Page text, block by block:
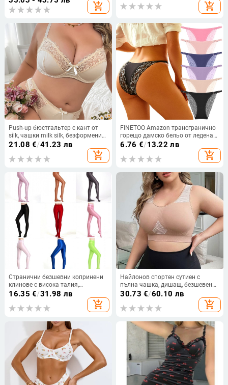
add_shopping_cart add_shopping_cart
Push-up бюстгальтер с кант от
silk, чашки milk silk, безформени
чашки, основен плат полиестер,
подплата полиестер (80–90%),
сваляеми двойни презрамки
21.08 €/41.23 лв
add_shopping_cart
FINETOO Amazon трансгранично
горещо дамско бельо от ледена
коприна с дантела, шевове и
тънък колан, дамски безшевни
слипове
6.76 €/13.22 лв
add_shopping_cart
Странични безшевни копринени
клинове с висока талия,
европейски и американски, голям
размер, AliExpress Explosions
7057
16.35 €/31.98 лв
add_shopping_cart
Найлонов спортен сутиен с
пълна чашка, дишащ, безшевен
дизайн и Y-образни презрамки
30.73 €/60.10 лв
add_shopping_cart